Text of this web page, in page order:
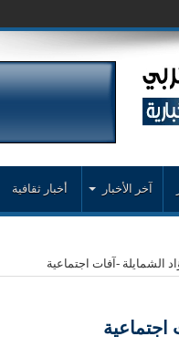
التجرب
آخر الأخبار أخبار ثقافية
الشمايلة -آفات اجتماعية
اجتماعية